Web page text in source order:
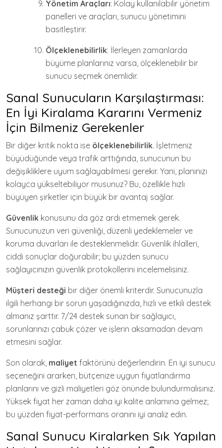
Yönetim Araçları: Kolay kullanılabilir yönetim
panelleri ve araçları, sunucu yönetimini
basitleştirir.
Ölçeklenebilirlik: İlerleyen zamanlarda
büyüme planlarınız varsa, ölçeklenebilir bir
sunucu seçmek önemlidir.
Sanal Sunucuların Karşılaştırması:
En İyi Kiralama Kararını Vermeniz
İçin Bilmeniz Gerekenler
Bir diğer kritik nokta ise ölçeklenebilirlik. İşletmeniz
büyüdüğünde veya trafik arttığında, sunucunun bu
değişikliklere uyum sağlayabilmesi gerekir. Yani, planınızı
kolayca yükseltebiliyor musunuz? Bu, özellikle hızlı
büyüyen şirketler için büyük bir avantaj sağlar.
Güvenlik konusunu da göz ardı etmemek gerek.
Sunucunuzun veri güvenliği, düzenli yedeklemeler ve
koruma duvarları ile desteklenmelidir. Güvenlik ihlalleri,
ciddi sonuçlar doğurabilir; bu yüzden sunucu
sağlayıcınızın güvenlik protokollerini incelemelisiniz.
Müşteri desteği bir diğer önemli kriterdir. Sunucunuzla
ilgili herhangi bir sorun yaşadığınızda, hızlı ve etkili destek
almanız şarttır. 7/24 destek sunan bir sağlayıcı,
sorunlarınızı çabuk çözer ve işlerin aksamadan devam
etmesini sağlar.
Son olarak, maliyet faktörünü değerlendirin. En iyi sunucu
seçeneğini ararken, bütçenize uygun fiyatlandırma
planlarını ve gizli maliyetleri göz önünde bulundurmalısınız.
Yüksek fiyat her zaman daha iyi kalite anlamına gelmez;
bu yüzden fiyat-performans oranını iyi analiz edin.
Sanal Sunucu Kiralarken Sık Yapılan